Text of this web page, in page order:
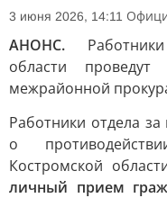
3 июня 2026, 14:11
АНОНС.
области
межрайонной
Работники отдела
о
Костромской
личный прием